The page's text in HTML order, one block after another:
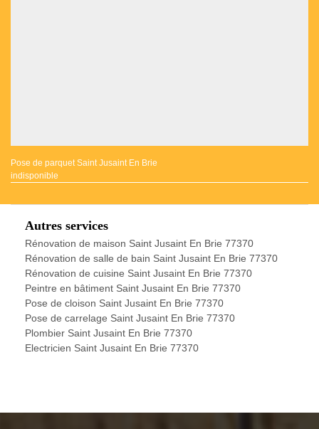
Pose de parquet Saint Jusaint En Brie
indisponible
Autres services
Rénovation de maison Saint Jusaint En Brie 77370
Rénovation de salle de bain Saint Jusaint En Brie 77370
Rénovation de cuisine Saint Jusaint En Brie 77370
Peintre en bâtiment Saint Jusaint En Brie 77370
Pose de cloison Saint Jusaint En Brie 77370
Pose de carrelage Saint Jusaint En Brie 77370
Plombier Saint Jusaint En Brie 77370
Electricien Saint Jusaint En Brie 77370